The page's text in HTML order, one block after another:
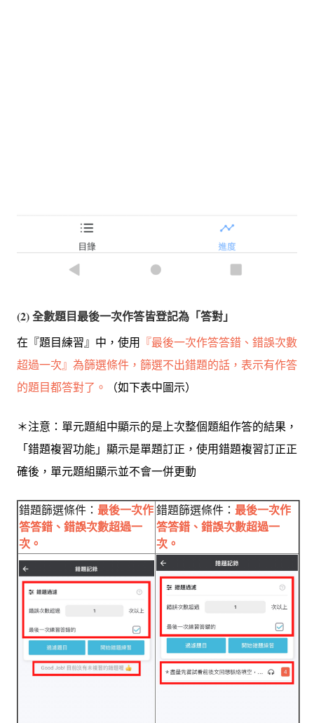
(2) 全數題目最後一次作答皆登記為「答對」
在『題目練習』中，使用
『最後一次作答答錯、錯誤次數
超過一次』為篩選條件，篩選不出錯題的話，表示有作答
的題目都答對了。
（如下表中圖示）
＊注意：單元題組中顯示的是上次整個題組作答的結果，
「錯題複習功能」顯示是單題訂正，使用錯題複習訂正正
確後，單元題組顯示並不會一併更動
錯題篩選條件： 最後一次作
答答錯、錯誤次數超過一
次。
錯題篩選條件： 最後一次作
答答錯、錯誤次數超過一
次。